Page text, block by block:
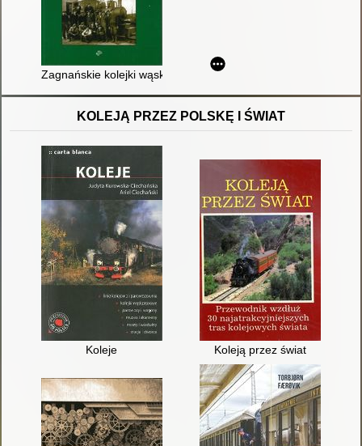
Zagnańskie kolejki wąskotorowe
KOLEJĄ PRZEZ POLSKĘ I ŚWIAT
Koleje Koleją przez świat